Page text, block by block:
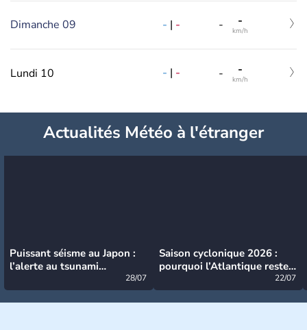
Dimanche 09 - | - - -
km/h
Lundi 10 - | - - -
km/h
Actualités Météo à l'étranger
Puissant séisme au Japon :
l’alerte au tsunami
28/07
Saison cyclonique 2026 :
pourquoi l’Atlantique reste
22/07